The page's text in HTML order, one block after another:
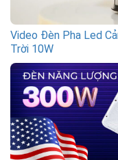
Video Đèn Pha Led
Trời 10W